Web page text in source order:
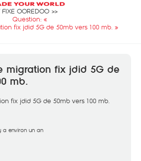
FIXE OOREDOO
Question: «
fix jdid 5G de 50mb vers 100 mb. »
migration fix jdid 5G de
mb.
fix jdid 5G de 50mb vers 100 mb.
a environ un an